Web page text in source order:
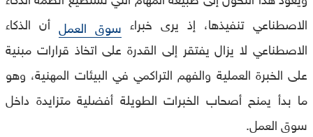
الاصطناعي تنفيذها، إذ يرى خبراء سوق العمل أن الذكاء
الاصطناعي لا يزال يفتقر إلى القدرة على اتخاذ قرارات مبنية
على الخبرة العملية والفهم التراكمي في البيئات المهنية، وهو
ما بدأ يمنح أصحاب الخبرات الطويلة أفضلية متزايدة داخل
سوق العمل.